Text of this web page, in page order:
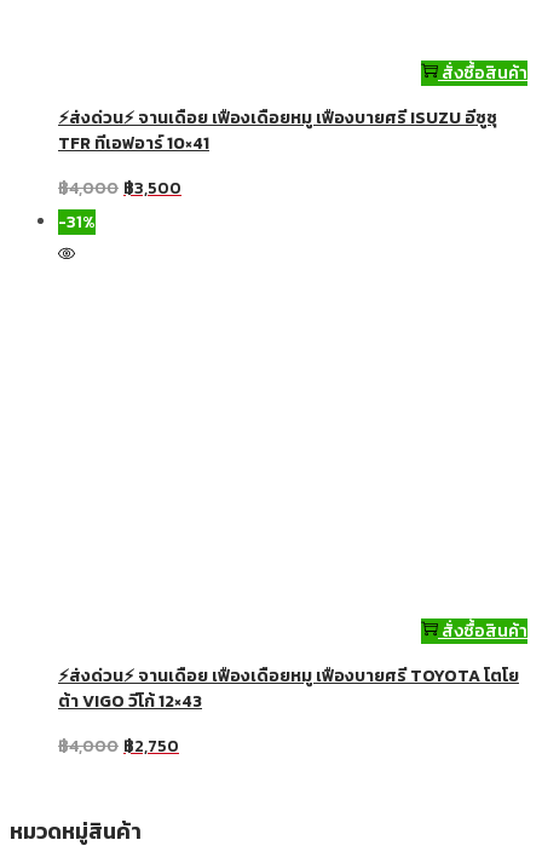
สั่งซื้อสินค้า
⚡ส่งด่วน⚡ จานเดือย เฟืองเดือยหมู เฟืองบายศรี ISUZU อีซูซุ
TFR ทีเอฟอาร์ 10×41
฿4,000฿3,500
-31%
สั่งซื้อสินค้า
⚡ส่งด่วน⚡ จานเดือย เฟืองเดือยหมู เฟืองบายศรี TOYOTA โตโย
ต้า VIGO วีโก้ 12×43
฿4,000฿2,750
หมวดหมู่สินค้า